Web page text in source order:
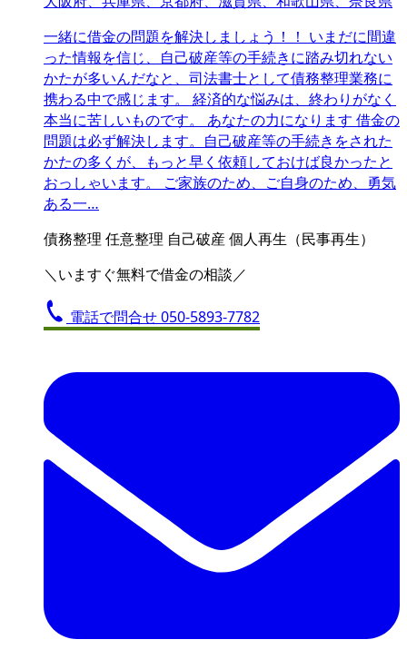
一緒に借金の問題を解決しましょう！！ いまだに間違
った情報を信じ、自己破産等の手続きに踏み切れない
かたが多いんだなと、司法書士として債務整理業務に
携わる中で感じます。 経済的な悩みは、終わりがなく
本当に苦しいものです。 あなたの力になります 借金の
問題は必ず解決します。自己破産等の手続きをされた
かたの多くが、もっと早く依頼しておけば良かったと
おっしゃいます。 ご家族のため、ご自身のため、勇気
ある一…
債務整理 任意整理 自己破産個人再生（民事再生）
＼いますぐ無料で借金の相談／
電話で問合せ050-5893-7782